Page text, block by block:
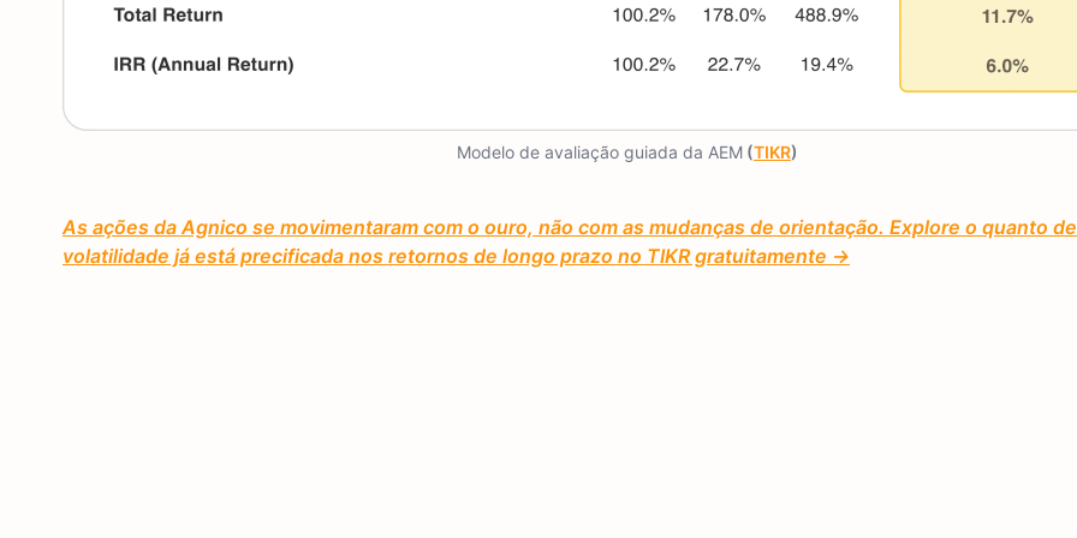
Modelo de avaliação guiada da AEM (TIKR)
As ações da Agnico se movimentaram com o ouro, não com as mudanças de orientação. Explore o quanto
volatilidade já está precificada nos retornos de longo prazo no TIKR gratuitamente →